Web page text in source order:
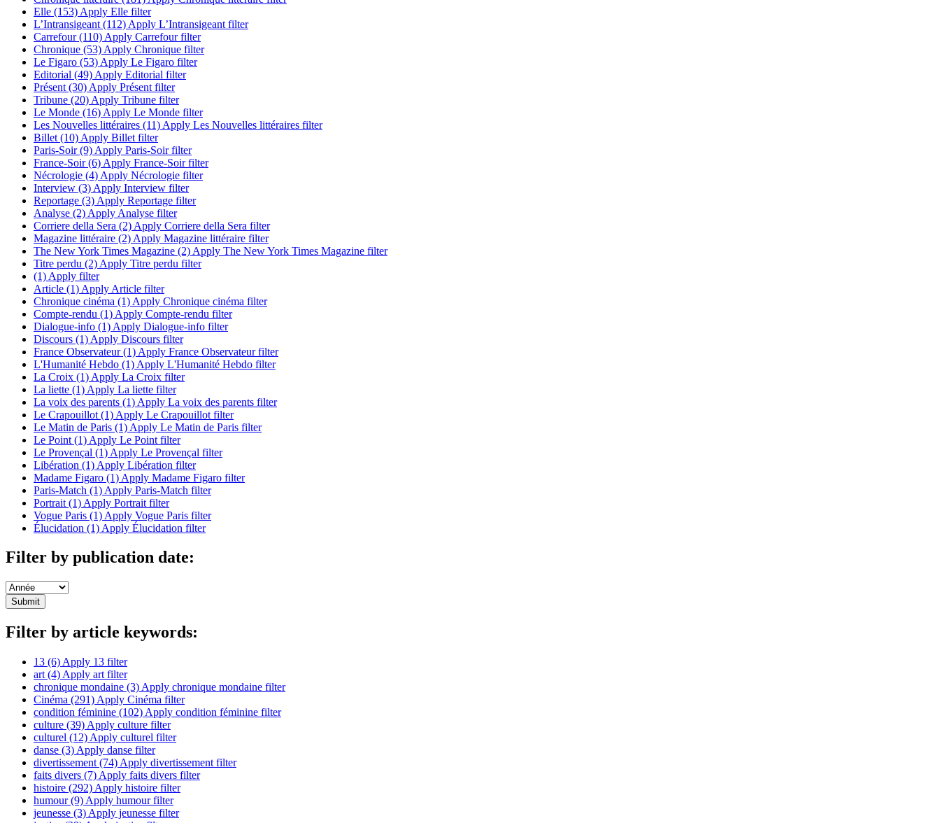
Elle (153) Apply Elle filter
L’Intransigeant (112) Apply L’Intransigeant filter
Carrefour (110) Apply Carrefour filter
Chronique (53) Apply Chronique filter
Le Figaro (53) Apply Le Figaro filter
Editorial (49) Apply Editorial filter
Présent (30) Apply Présent filter
Tribune (20) Apply Tribune filter
Le Monde (16) Apply Le Monde filter
Les Nouvelles littéraires (11) Apply Les Nouvelles littéraires filter
Billet (10) Apply Billet filter
Paris-Soir (9) Apply Paris-Soir filter
France-Soir (6) Apply France-Soir filter
Nécrologie (4) Apply Nécrologie filter
Interview (3) Apply Interview filter
Reportage (3) Apply Reportage filter
Analyse (2) Apply Analyse filter
Corriere della Sera (2) Apply Corriere della Sera filter
Magazine littéraire (2) Apply Magazine littéraire filter
The New York Times Magazine (2) Apply The New York Times Magazine filter
Titre perdu (2) Apply Titre perdu filter
(1) Apply filter
Article (1) Apply Article filter
Chronique cinéma (1) Apply Chronique cinéma filter
Compte-rendu (1) Apply Compte-rendu filter
Dialogue-info (1) Apply Dialogue-info filter
Discours (1) Apply Discours filter
France Observateur (1) Apply France Observateur filter
L'Humanité Hebdo (1) Apply L'Humanité Hebdo filter
La Croix (1) Apply La Croix filter
La liette (1) Apply La liette filter
La voix des parents (1) Apply La voix des parents filter
Le Crapouillot (1) Apply Le Crapouillot filter
Le Matin de Paris (1) Apply Le Matin de Paris filter
Le Point (1) Apply Le Point filter
Le Provençal (1) Apply Le Provençal filter
Libération (1) Apply Libération filter
Madame Figaro (1) Apply Madame Figaro filter
Paris-Match (1) Apply Paris-Match filter
Portrait (1) Apply Portrait filter
Vogue Paris (1) Apply Vogue Paris filter
Élucidation (1) Apply Élucidation filter
Filter by publication date:
Filter by article keywords:
13 (6) Apply 13 filter
art (4) Apply art filter
chronique mondaine (3) Apply chronique mondaine filter
Cinéma (291) Apply Cinéma filter
condition féminine (102) Apply condition féminine filter
culture (39) Apply culture filter
culturel (12) Apply culturel filter
danse (3) Apply danse filter
divertissement (74) Apply divertissement filter
faits divers (7) Apply faits divers filter
histoire (292) Apply histoire filter
humour (9) Apply humour filter
jeunesse (3) Apply jeunesse filter